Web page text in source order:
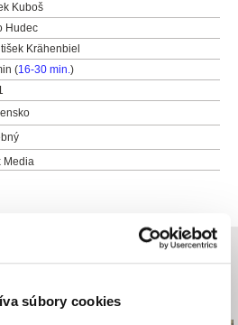
súbory cookies
Kuboš
Hudec
Krähenbiel
(16-30 min.)
Media